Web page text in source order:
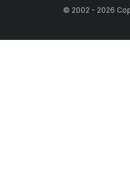
© 2002 - 2026